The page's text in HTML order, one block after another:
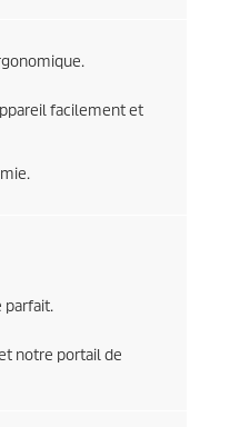
facilement et
parfait.
notre portail de